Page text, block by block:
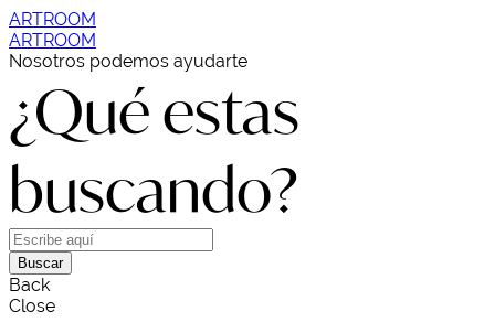
ARTROOM
ARTROOM
Nosotros podemos ayudarte
¿Qué estas
buscando?
Buscar
Back
Close